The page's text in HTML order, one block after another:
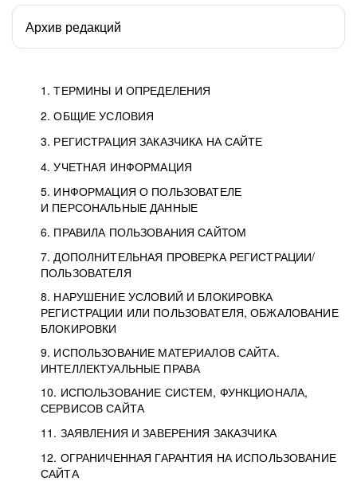
1. ТЕРМИНЫ И ОПРЕДЕЛЕНИЯ
2. ОБЩИЕ УСЛОВИЯ
3. РЕГИСТРАЦИЯ ЗАКАЗЧИКА НА САЙТЕ
4. УЧЕТНАЯ ИНФОРМАЦИЯ
5. ИНФОРМАЦИЯ О ПОЛЬЗОВАТЕЛЕ
И ПЕРСОНАЛЬНЫЕ ДАННЫЕ
6. ПРАВИЛА ПОЛЬЗОВАНИЯ САЙТОМ
7. ДОПОЛНИТЕЛЬНАЯ ПРОВЕРКА РЕГИСТРАЦИИ/
ПОЛЬЗОВАТЕЛЯ
8. НАРУШЕНИЕ УСЛОВИЙ И БЛОКИРОВКА
РЕГИСТРАЦИИ ИЛИ ПОЛЬЗОВАТЕЛЯ, ОБЖАЛОВАНИЕ
БЛОКИРОВКИ
9. ИСПОЛЬЗОВАНИЕ МАТЕРИАЛОВ САЙТА.
ИНТЕЛЛЕКТУАЛЬНЫЕ ПРАВА
10. ИСПОЛЬЗОВАНИЕ СИСТЕМ, ФУНКЦИОНАЛА,
СЕРВИСОВ САЙТА
11. ЗАЯВЛЕНИЯ И ЗАВЕРЕНИЯ ЗАКАЗЧИКА
12. ОГРАНИЧЕННАЯ ГАРАНТИЯ НА ИСПОЛЬЗОВАНИЕ
САЙТА
Архив редакций